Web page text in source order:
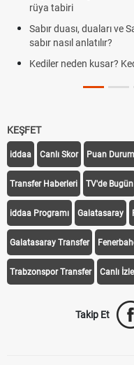
rüya tabiri
Sabır duası, duaları ve
sabır nasıl anlatılır?
Kediler neden kusar? Kedi
KEŞFET
iddaa Canlı Skor Puan
Transfer Haberleri TV'de Bugün
iddaa Programı Galatasaray
Galatasaray Transfer
Trabzonspor Transfer Canlı İzle
Takip Et